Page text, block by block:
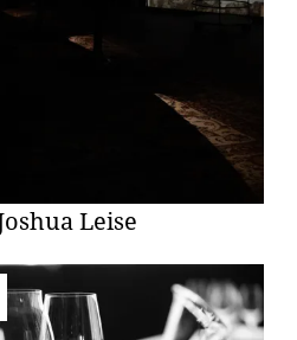
Leise